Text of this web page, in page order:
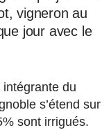
vigneron au
jour avec le
du
s’étend sur
sont irrigués.